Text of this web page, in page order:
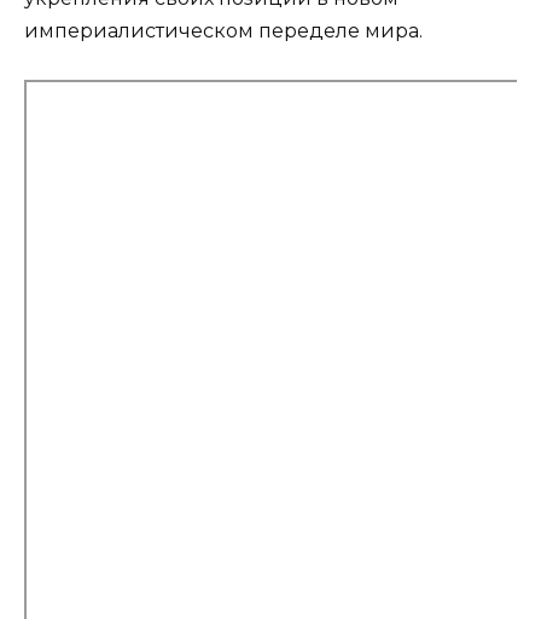
империалистическом переделе мира.